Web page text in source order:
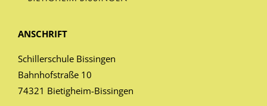
ANSCHRIFT
Schillerschule Bissingen
Bahnhofstraße 10
74321 Bietigheim-Bissingen